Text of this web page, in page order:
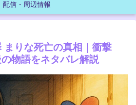
配信・周辺情報
まりな死亡の真相｜衝撃
物語をネタバレ解説